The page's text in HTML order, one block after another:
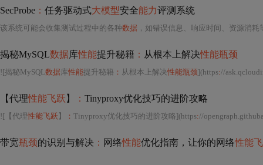
SecProbe ： 任务驱动式大模型安全能力评测系统
该系统可能会收集测试过程中的各种数据 ，如错误信息、响应时间、资源消耗
揭秘MySQL数据库性能提升秘籍 ： 从根本上解决性能瓶颈
![揭秘MySQL数据 库性能提升秘籍 ： 从根本上解决性能瓶颈](https://
【代理性能飞跃 】 ： Tinyproxy优化技巧的进阶攻略
![【代理性能飞跃 】 ： Tinyproxy优化技巧的进阶攻略](https://
带宽瓶颈的识别与解决 ： 网络性能优化指南，让你的网络性能